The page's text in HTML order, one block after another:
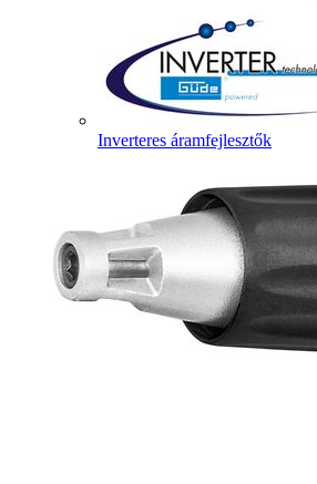
Inverteres áramfejlesztők